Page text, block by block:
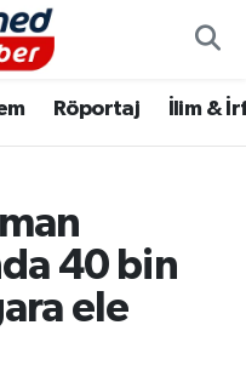
Röportaj İlim &
40 bin
ele
Haritası
Fikstür